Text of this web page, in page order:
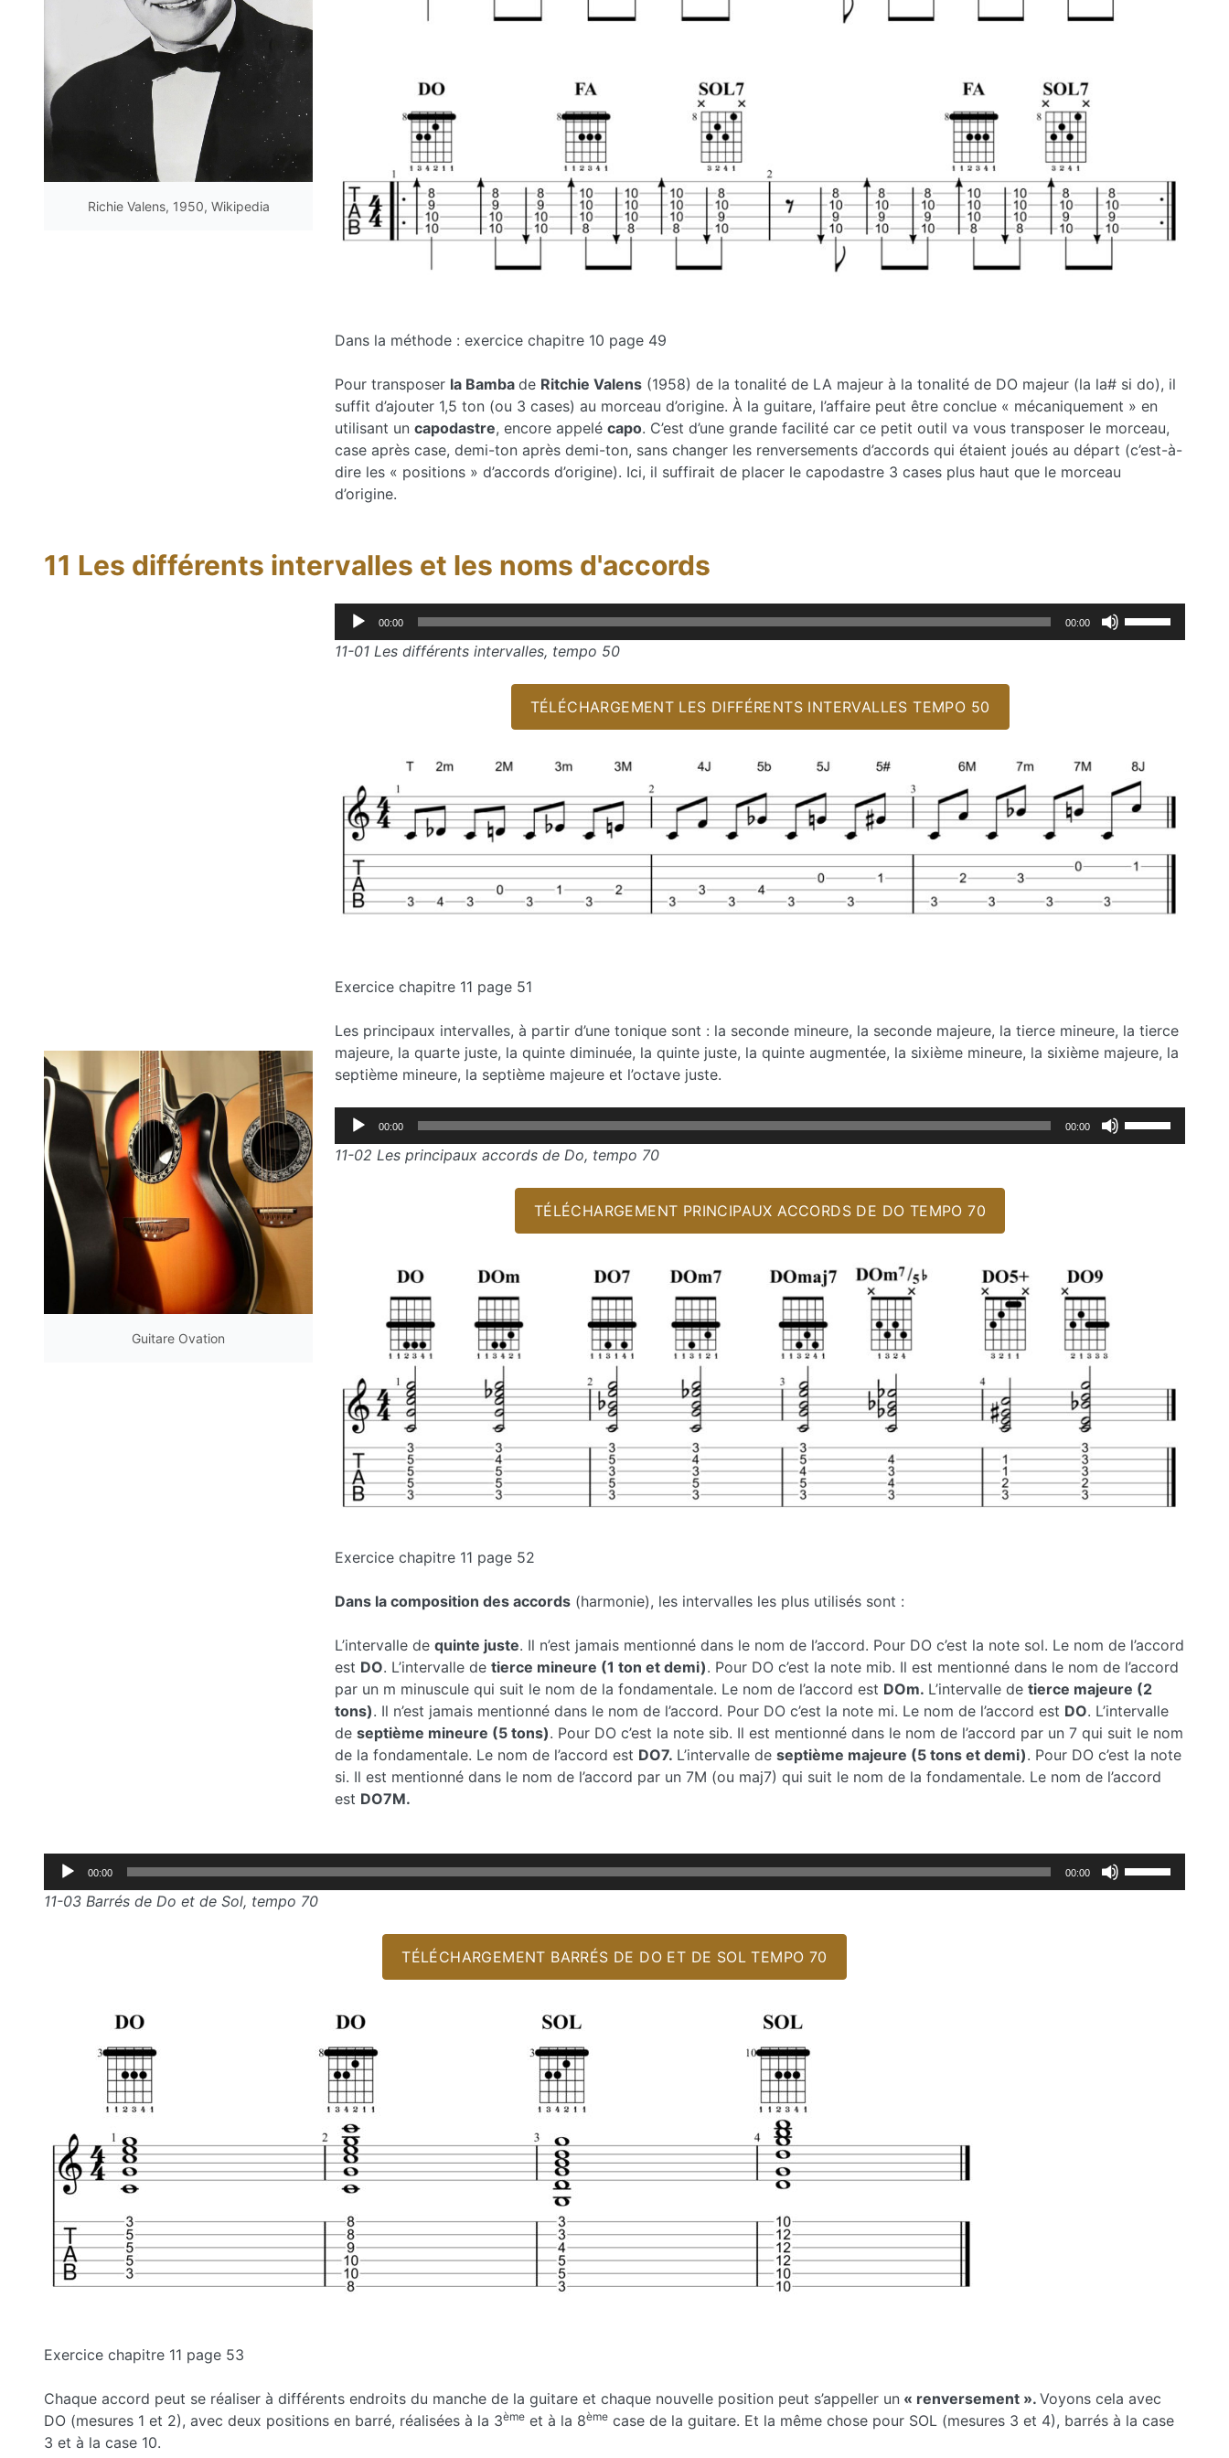
Richie Valens, 1950, Wikipedia
Dans la méthode : exercice chapitre 10 page 49
Pour transposer la Bamba de Ritchie Valens (1958) de la tonalité de LA majeur à la tonalité de DO majeur (la la# si do), il
suffit d’ajouter 1,5 ton (ou 3 cases) au morceau d’origine. À la guitare, l’affaire peut être conclue « mécaniquement » en
utilisant un capodastre, encore appelé capo. C’est d’une grande facilité car ce petit outil va vous transposer le morceau,
case après case, demi-ton après demi-ton, sans changer les renversements d’accords qui étaient joués au départ (c’est-à-
dire les « positions » d’accords d’origine). Ici, il suffirait de placer le capodastre 3 cases plus haut que le morceau
d’origine.
11 Les différents intervalles et les noms d'accords
Guitare Ovation
Lecteur00:00 00:00
diminuer
le
volume.
11-01 Les différents intervalles, tempo 50
TÉLÉCHARGEMENT LES DIFFÉRENTS INTERVALLES TEMPO 50
Exercice chapitre 11 page 51
Les principaux intervalles, à partir d’une tonique sont : la seconde mineure, la seconde majeure, la tierce mineure, la tierce
majeure, la quarte juste, la quinte diminuée, la quinte juste, la quinte augmentée, la sixième mineure, la sixième majeure, la
septième mineure, la septième majeure et l’octave juste.
Lecteur
audio
00:00 00:00
11-02 Les principaux accords de Do, tempo 70
TÉLÉCHARGEMENT PRINCIPAUX ACCORDS DE DO TEMPO 70
Exercice chapitre 11 page 52
Dans la composition des accords (harmonie), les intervalles les plus utilisés sont :
L’intervalle de quinte juste. Il n’est jamais mentionné dans le nom de l’accord. Pour DO c’est la note sol. Le nom de l’accord
est DO. L’intervalle de tierce mineure (1 ton et demi). Pour DO c’est la note mib. Il est mentionné dans le nom de l’accord
par un m minuscule qui suit le nom de la fondamentale. Le nom de l’accord est DOm. L’intervalle de tierce majeure (2
tons). Il n’est jamais mentionné dans le nom de l’accord. Pour DO c’est la note mi. Le nom de l’accord est DO. L’intervalle
de septième mineure (5 tons). Pour DO c’est la note sib. Il est mentionné dans le nom de l’accord par un 7 qui suit le nom
de la fondamentale. Le nom de l’accord est DO7. L’intervalle de septième majeure (5 tons et demi). Pour DO c’est la note
si. Il est mentionné dans le nom de l’accord par un 7M (ou maj7) qui suit le nom de la fondamentale. Le nom de l’accord
est DO7M.
Lecteur00:00 00:00
11-03 Barrés de Do et de Sol, tempo 70
TÉLÉCHARGEMENT BARRÉS DE DO ET DE SOL TEMPO 70
Exercice chapitre 11 page 53
Chaque accord peut se réaliser à différents endroits du manche de la guitare et chaque nouvelle position peut s’appeller un « renversement ». Voyons cela avec
DO (mesures 1 et 2), avec deux positions en barré, réalisées à la 3ème et à la 8ème case de la guitare. Et la même chose pour SOL (mesures 3 et 4), barrés à la case
3 et à la case 10.